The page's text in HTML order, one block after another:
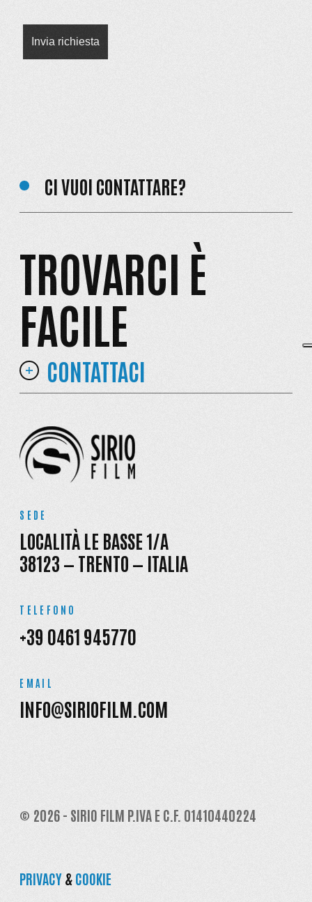
CI VUOI CONTATTARE?
TROVARCI È
FACILE
CONTATTACI
SEDE
LOCALITÀ LE BASSE 1/A
38123 — TRENTO — ITALIA
TELEFONO
+39 0461 945770
EMAIL
INFO@SIRIOFILM.COM
© 2026 - SIRIO FILM P.IVA E C.F. 01410440224
PRIVACY&COOKIE